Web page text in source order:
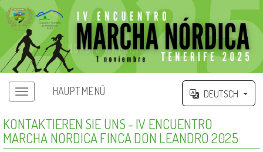
HAUPTMENÜ DEUTSCH
KONTAKTIEREN SIE UNS - IV ENCUENTRO
MARCHA NORDICA FINCA DON LEANDRO 2025